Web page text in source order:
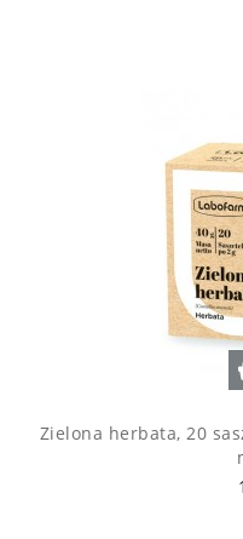
Zielona herbata, 20